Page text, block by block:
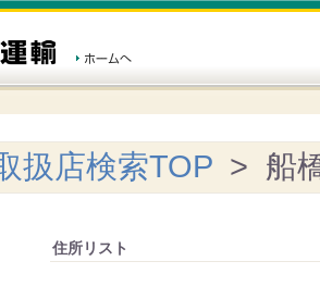
扱店検索TOP > 船
住所リスト